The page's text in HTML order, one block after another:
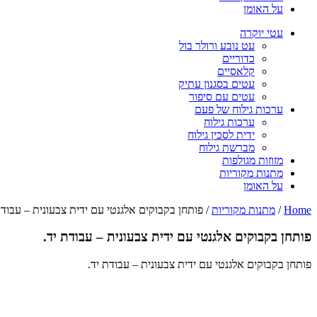
על האומן
עטי יוקרה
עט נובע ורולר בול
כדוריים
קלאסיים
עטים בסגנון עתיק
עטים עם סיפור
ערכות גילוח של פעם
ערכות גילוח
ידית לסכין גילוח
מברשת גילוח
מזוזות מגולפות
מתנות מקוריות
על האומן
Home
/ מתנות מקוריות/ פותחן בקבוקים אלגנטי עם ידית צבעונית –
פותחן בקבוקים אלגנטי עם ידית צבעונית – עבודת יד.
פותחן בקבוקים אלגנטי עם ידית צבעונית – עבודת יד.